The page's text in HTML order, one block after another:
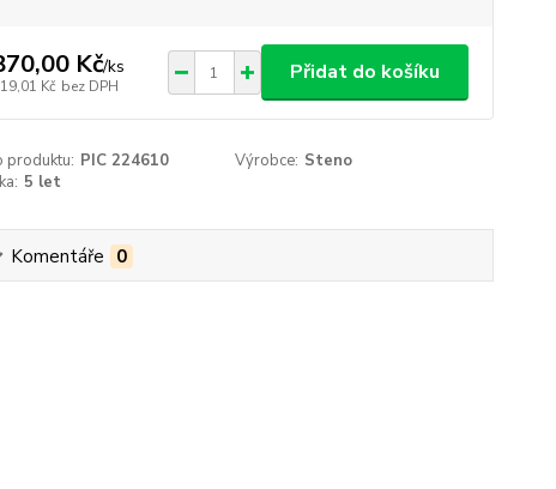
Kč/ks
Kč bez DPH
Přidat do košíku
produktu: PIC 224610 Výrobce: Steno
5 let
Komentáře 0